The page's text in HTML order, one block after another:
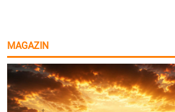
MAGAZIN